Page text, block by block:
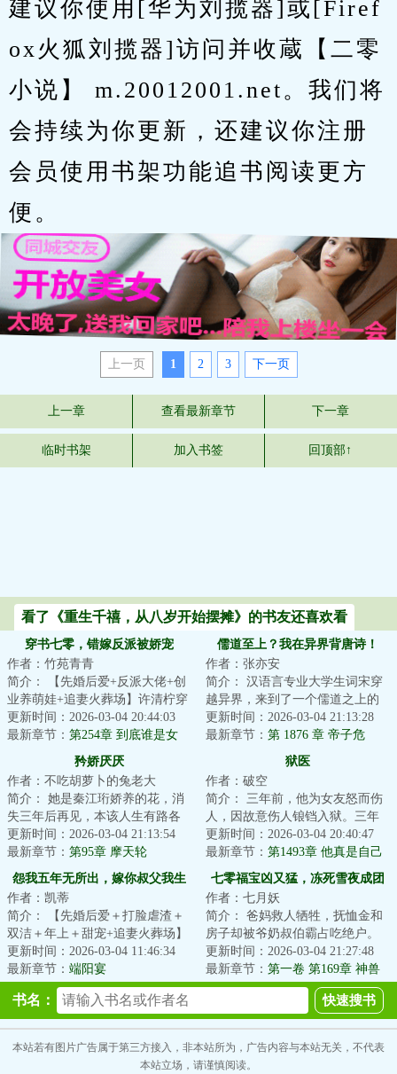
建议你使用[华为刘揽器]或[Firef
ox火狐刘揽器]访问并收蔵【二零
小说】 m.20012001.net。我们将
会持续为你更新，还建议你注册
会员使用书架功能追书阅读更方
便。
上一页 1 2 3 下一页
上一章 查看最新章节 下一章
临时书架 加入书签 回顶部↑
看了《重生千禧，从八岁开始摆摊》的书友还喜欢看
穿书七零，错嫁反派被娇宠
作者：竹苑青青
简介： 【先婚后爱+反派大佬+创
业养萌娃+追妻火葬场】许清柠穿
成了年代文里未婚先孕的炮灰女
配...
更新时间：2026-03-04 20:44:03
最新章节： 第254章 到底谁是女
儒道至上？我在异界背唐诗！
作者：张亦安
简介： 汉语言专业大学生词宋穿
越异界，来到了一个儒道之上的
奇特世界，在这里，只有文人才
能掌控...
更新时间：2026-03-04 21:13:28
最新章节： 第 1876 章 帝子危
矜娇厌厌
作者：不吃胡萝卜的兔老大
简介： 她是秦江珩娇养的花，消
失三年后再见，本该人生有路各
分东西，可却被他强搂进怀里。
更新时间：2026-03-04 21:13:54
最新章节： 第95章 摩天轮
狱医
作者：破空
简介： 三年前，他为女友怒而伤
人，因故意伤人锒铛入狱。三年
后归来，家遇变故，大哥大嫂车
祸罹难...
更新时间：2026-03-04 20:40:47
最新章节： 第1493章 他真是自己
父亲吗？
怨我五年无所出，嫁你叔父我生
作者：凯蒂
简介： 【先婚后爱＋打脸虐渣＋
双洁＋年上＋甜宠+追妻火葬场】
除夕...
更新时间：2026-03-04 11:46:34
最新章节： 端阳宴
七零福宝凶又猛，冻死雪夜成团
作者：七月妖
简介： 爸妈救人牺牲，抚恤金和
房子却被爷奶叔伯霸占吃绝户。
为斩草...
更新时间：2026-03-04 21:27:48
最新章节： 第一卷 第169章 神兽
召唤！奶包一语惊动山林之王！
书名：
本站若有图片广告属于第三方接入，非本站所为，广告内容与本站无关，不代表
本站立场，请谨慎阅读。